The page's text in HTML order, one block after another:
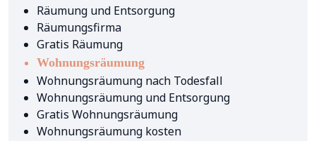
Räumung und Entsorgung
Räumungsfirma
Gratis Räumung
Wohnungsräumung
Wohnungsräumung nach Todesfall
Wohnungsräumung und Entsorgung
Gratis Wohnungsräumung
Wohnungsräumung kosten